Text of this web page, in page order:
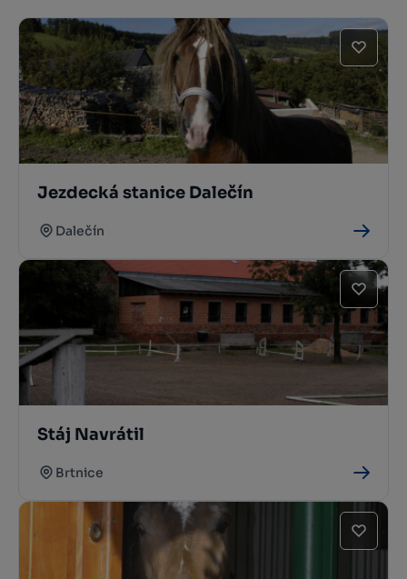
Jezdecká stanice Dalečín
Dalečín
Stáj Navrátil
Brtnice